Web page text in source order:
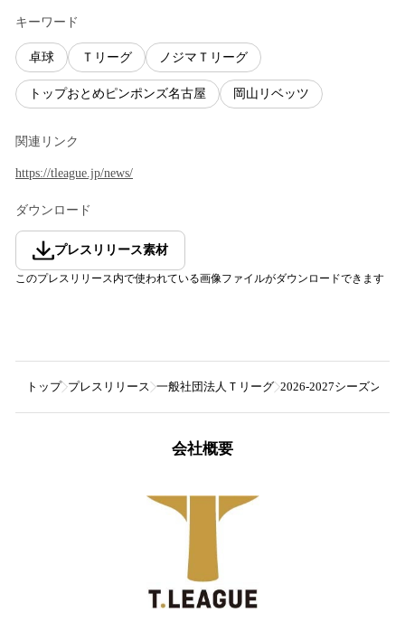
キーワード
卓球 Ｔリーグ ノジマＴリーグ
トップおとめピンポンズ名古屋 岡山リベッツ
関連リンク
https://tleague.jp/news/
ダウンロード
プレスリリース素材
このプレスリリース内で使われている画像ファイルがダウンロードできます
トップ プレスリリース 一般社団法人Ｔリーグ 2026-2027シーズン
会社概要